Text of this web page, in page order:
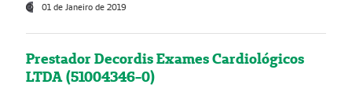
01 de Janeiro de 2019
Prestador Decordis Exames Cardiológicos
LTDA (51004346-0)